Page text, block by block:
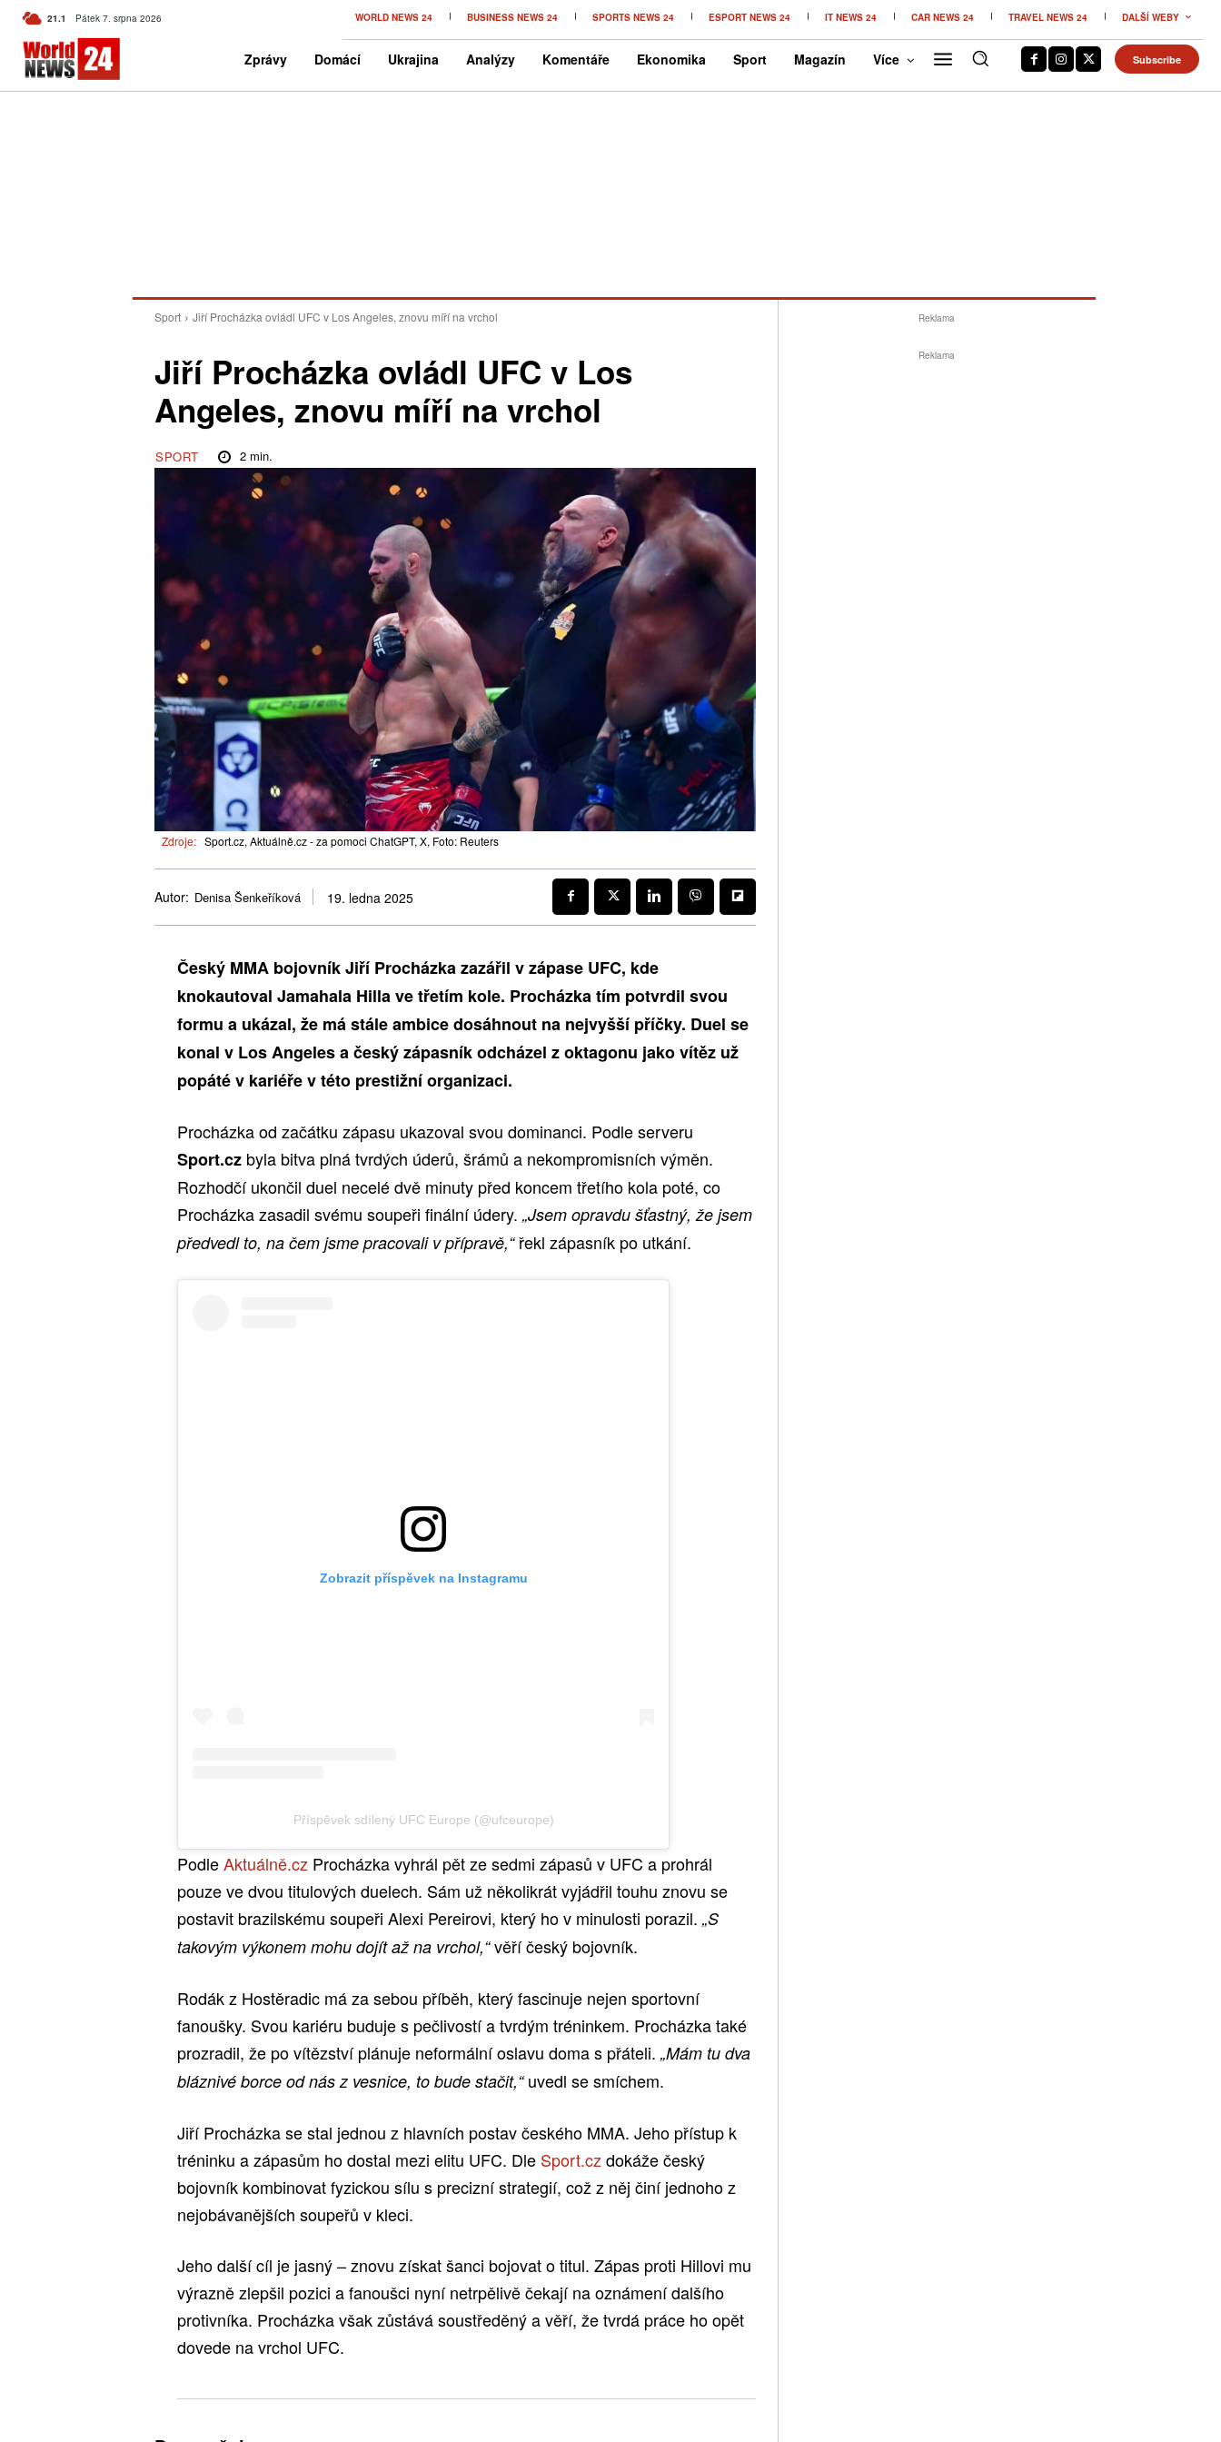
21.1 C Czech
Pátek 7. srpna 2026 WORLD NEWS 24 BUSINESS NEWS 24 SPORTS NEWS 24 ESPORT NEWS 24 IT NEWS 24 CAR NEWS 24 TRAVEL NEWS 24 DALŠÍ WEBY
Zprávy Domácí Ukrajina Analýzy Komentáře Ekonomika Sport Magazín Více Subscribe
Sport Jiří Procházka ovládl UFC v Los Angeles, znovu míří na vrchol
Jiří Procházka ovládl UFC v Los
Angeles, znovu míří na vrchol
SPORT 2min.
Zdroje: Sport.cz, Aktuálně.cz - za pomoci ChatGPT, X, Foto: Reuters
Autor: Denisa Šenkeříková 19. ledna 2025
Český MMA bojovník Jiří Procházka zazářil v zápase UFC, kde
knokautoval Jamahala Hilla ve třetím kole. Procházka tím potvrdil svou
formu a ukázal, že má stále ambice dosáhnout na nejvyšší příčky. Duel se
konal v Los Angeles a český zápasník odcházel z oktagonu jako vítěz už
popáté v kariéře v této prestižní organizaci.
Procházka od začátku zápasu ukazoval svou dominanci. Podle serveru
Sport.cz byla bitva plná tvrdých úderů, šrámů a nekompromisních výměn.
Rozhodčí ukončil duel necelé dvě minuty před koncem třetího kola poté, co
Procházka zasadil svému soupeři finální údery. „Jsem opravdu šťastný, že jsem
předvedl to, na čem jsme pracovali v přípravě,“řekl zápasník po utkání.
Zobrazit příspěvek na Instagramu
Příspěvek sdílený UFC Europe (@ufceurope)
PodleAktuálně.cz Procházka vyhrál pět ze sedmi zápasů v UFC a prohrál
pouze ve dvou titulových duelech. Sám už několikrát vyjádřil touhu znovu se
postavit brazilskému soupeři Alexi Pereirovi, který ho v minulosti porazil. „S
takovým výkonem mohu dojít až na vrchol,“věří český bojovník.
Rodák z Hostěradic má za sebou příběh, který fascinuje nejen sportovní
fanoušky. Svou kariéru buduje s pečlivostí a tvrdým tréninkem. Procházka také
prozradil, že po vítězství plánuje neformální oslavu doma s přáteli. „Mám tu dva
bláznivé borce od nás z vesnice, to bude stačit,“uvedl se smíchem.
Jiří Procházka se stal jednou z hlavních postav českého MMA. Jeho přístup k
tréninku a zápasům ho dostal mezi elitu UFC. Dle Sport.czdokáže český
bojovník kombinovat fyzickou sílu s precizní strategií, což z něj činí jednoho z
nejobávanějších soupeřů v kleci.
Jeho další cíl je jasný – znovu získat šanci bojovat o titul. Zápas proti Hillovi mu
výrazně zlepšil pozici a fanoušci nyní netrpělivě čekají na oznámení dalšího
protivníka. Procházka však zůstává soustředěný a věří, že tvrdá práce ho opět
dovede na vrchol UFC.
Reklama
Reklama